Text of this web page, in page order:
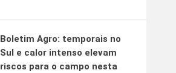
Boletim Agro: temporais no
Sul e calor intenso elevam
riscos para o campo nesta